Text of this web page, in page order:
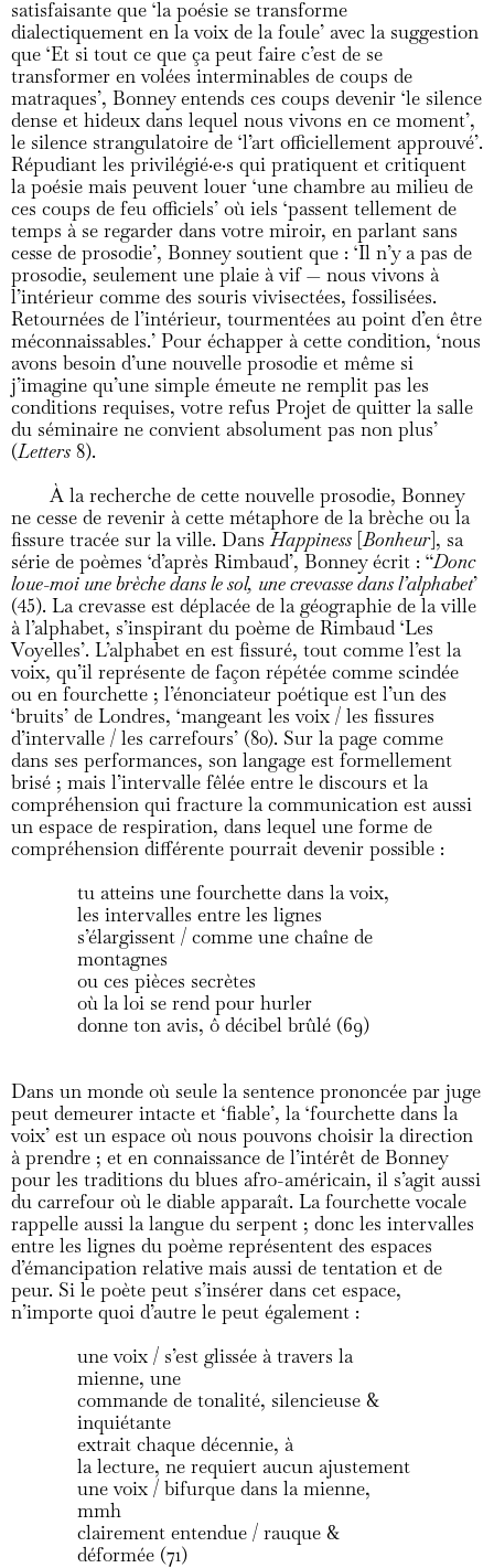
satisfaisante que ‘la poésie se transforme
dialectiquement en la voix de la foule’ avec la suggestion
que ‘Et si tout ce que ça peut faire c’est de se
transformer en volées interminables de coups de
matraques’, Bonney entends ces coups devenir ‘le silence
dense et hideux dans lequel nous vivons en ce moment’,
le silence strangulatoire de ‘l’art officiellement approuvé’.
Répudiant les privilégié·e·s qui pratiquent et critiquent
la poésie mais peuvent louer ‘une chambre au milieu de
ces coups de feu officiels’ où iels ‘passent tellement de
temps à se regarder dans votre miroir, en parlant sans
cesse de prosodie’, Bonney soutient que : ‘Il n’y a pas de
prosodie, seulement une plaie à vif — nous vivons à
l’intérieur comme des souris vivisectées, fossilisées.
Retournées de l’intérieur, tourmentées au point d’en être
méconnaissables.’ Pour échapper à cette condition, ‘nous
avons besoin d’une nouvelle prosodie et même si
j’imagine qu’une simple émeute ne remplit pas les
conditions requises, votre refus Projet de quitter la salle
du séminaire ne convient absolument pas non plus’
(Letters 8).
À la recherche de cette nouvelle prosodie, Bonney
ne cesse de revenir à cette métaphore de la brèche ou la
fissure tracée sur la ville. DansHappiness [Bonheur], sa
série de poèmes ‘d’après Rimbaud’, Bonney écrit : “Donc
loue-moi une brèche dans le sol, une crevasse dans l’alphabet’
(45). La crevasse est déplacée de la géographie de la ville
à l’alphabet, s’inspirant du poème de Rimbaud ‘Les
Voyelles’. L’alphabet en est fissuré, tout comme l’est la
voix, qu’il représente de façon répétée comme scindée
ou en fourchette ; l’énonciateur poétique est l’un des
‘bruits’ de Londres, ‘mangeant les voix / les fissures
d’intervalle / les carrefours’ (80). Sur la page comme
dans ses performances, son langage est formellement
brisé ; mais l’intervalle fêlée entre le discours et la
compréhension qui fracture la communication est aussi
un espace de respiration, dans lequel une forme de
compréhension différente pourrait devenir possible :
tu atteins une fourchette dans la voix,
les intervalles entre les lignes
s’élargissent / comme une chaîne de
montagnes
ou ces pièces secrètes
où la loi se rend pour hurler
donne ton avis, ô décibel brûlé (69)
Dans un monde où seule la sentence prononcée par juge
peut demeurer intacte et ‘fiable’, la ‘fourchette dans la
voix’ est un espace où nous pouvons choisir la direction
à prendre ; et en connaissance de l’intérêt de Bonney
pour les traditions du blues afro-américain, il s’agit aussi
du carrefour où le diable apparaît. La fourchette vocale
rappelle aussi la langue du serpent ; donc les intervalles
entre les lignes du poème représentent des espaces
d’émancipation relative mais aussi de tentation et de
peur. Si le poète peut s’insérer dans cet espace,
n’importe quoi d’autre le peut également :
une voix / s’est glissée à travers la
mienne, une
commande de tonalité, silencieuse &
inquiétante
extrait chaque décennie, à
la lecture, ne requiert aucun ajustement
une voix / bifurque dans la mienne,
mmh
clairement entendue / rauque &
déformée (71)